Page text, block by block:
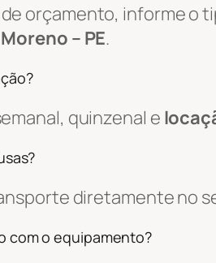
orçamento, informe o
– PE.
quinzenal e
diretamente no
com o equipamento?